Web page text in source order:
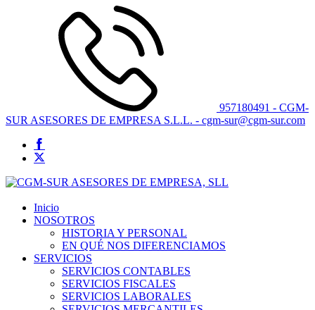
957180491 - CGM-
SUR ASESORES DE EMPRESA S.L.L. - cgm-sur@cgm-sur.com
Inicio
NOSOTROS
HISTORIA Y PERSONAL
EN QUÉ NOS DIFERENCIAMOS
SERVICIOS
SERVICIOS CONTABLES
SERVICIOS FISCALES
SERVICIOS LABORALES